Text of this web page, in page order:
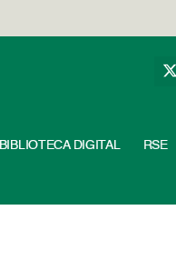
BIBLIOTECA DIGITAL RSE